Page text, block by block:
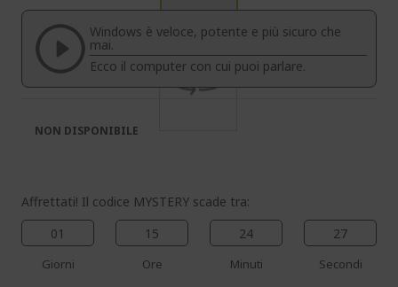
galleria
immagini
galleria
immagini
Windows è veloce, potente e più sicuro che
mai.
Ecco il computer con cui puoi parlare.
Affrettati! Il codice MYSTERY scade tra:
01
Giorni
15
Ore
24
Minuti
26
Secondi
NON DISPONIBILE